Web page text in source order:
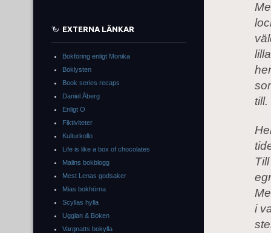
till.
i
EXTERNA LÄNKAR
Bokföring enligt Monika
Boklysten
Book series recaps
Daniel Åberg
Enligt O
Fiktiviteter
Kulturkollo
Life is like a box of chocolates
Malins bokblogg
Mest Lenas godsaker
Mias bokhörna
Scyllas hylla
Ugglan & Boken
Vargnatts bokylla